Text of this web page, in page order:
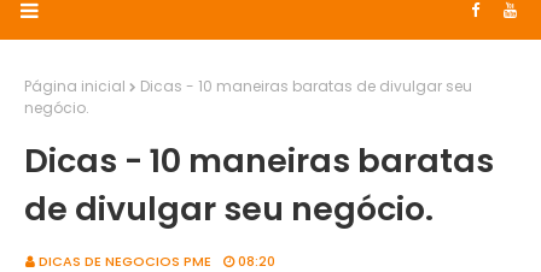
Página inicial
Dicas - 10 maneiras baratas de divulgar seu
negócio.
Dicas - 10 maneiras baratas
de divulgar seu negócio.
DICAS DE NEGOCIOS PME 08:20